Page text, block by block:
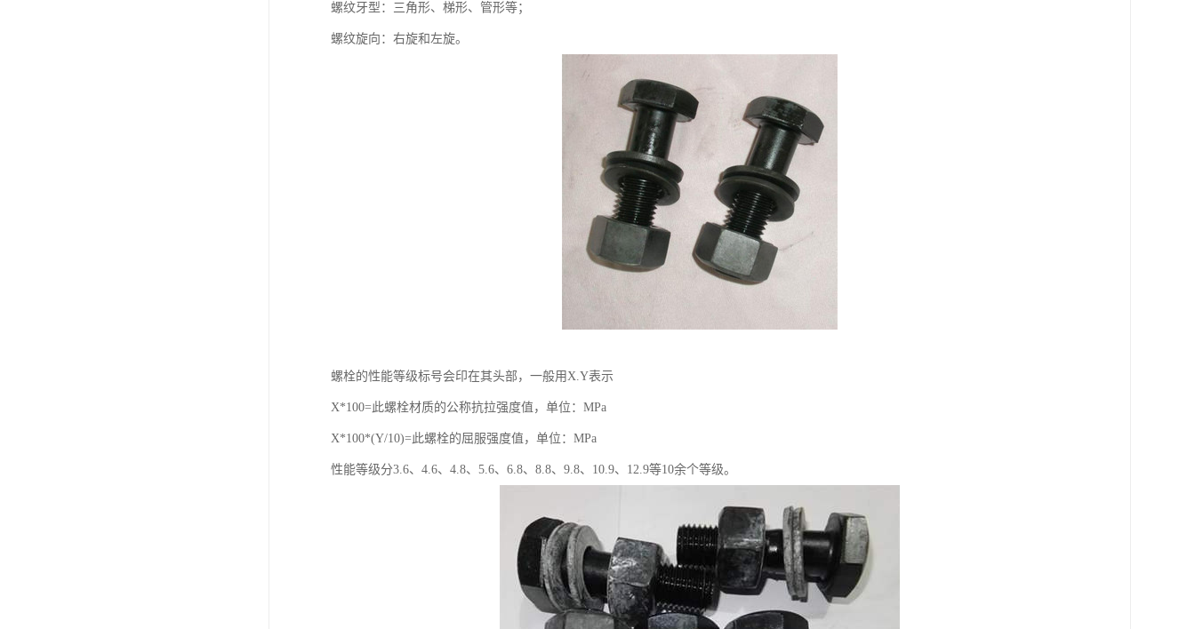
螺纹牙型：三角形、梯形、管形等；
螺纹旋向：右旋和左旋。
螺栓的性能等级标号会印在其头部，一般用X.Y表示
X*100=此螺栓材质的公称抗拉强度值，单位：MPa
X*100*(Y/10)=此螺栓的屈服强度值，单位：MPa
性能等级分3.6、4.6、4.8、5.6、6.8、8.8、9.8、10.9、12.9等10余个等级。